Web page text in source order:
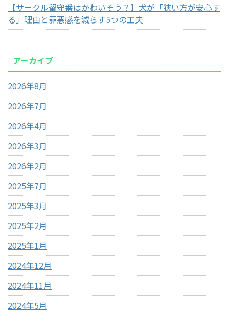
【サークル留守番はかわいそう？】犬が「狭い方が安心す
る」理由と罪悪感を減らす5つの工夫
アーカイブ
2026年8月
2026年7月
2026年4月
2026年3月
2026年2月
2025年7月
2025年3月
2025年2月
2025年1月
2024年12月
2024年11月
2024年5月